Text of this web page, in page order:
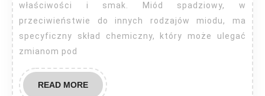
właściwości i smak. Miód spadziowy, w
przeciwieństwie do innych rodzajów miodu, ma
specyficzny skład chemiczny, który może ulegać
zmianom pod
READ MOREREAD